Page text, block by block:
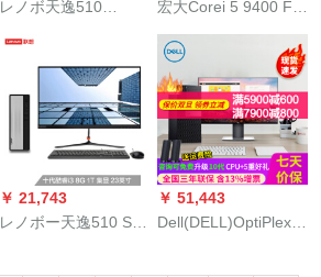
レノボ天逸510
デスティックスコン
ピュータ本台10代新
品i 3-0100 8 G 1
TB+21.5ディスプレ
宏大Corei 5 9400 F六
核/デュッセコート本
台家庭用ゲーム機オ
フセットセットスピ
リット全セト3【i 5
級/16 G/240 G/10系
グリフカードド】
￥ 21,743
レノボー天逸510 Sラ
￥ 51,443
Dell(DELL)OptiPlex